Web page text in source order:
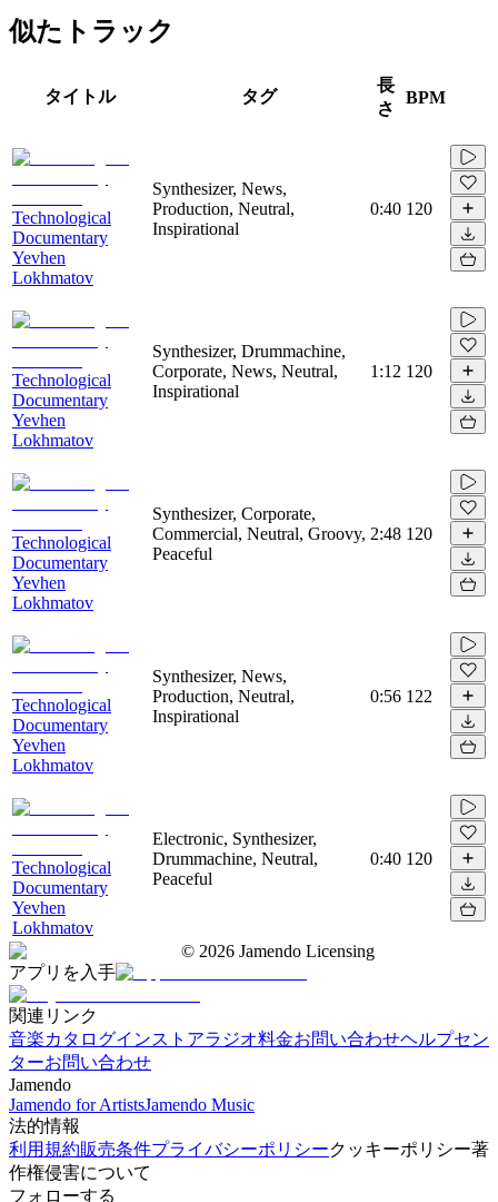
似たトラック
タイトル タグ
長
さ
BPM
Technological
Documentary
Yevhen
Lokhmatov
Synthesizer, News,
Production, Neutral,
Inspirational
0:40 120
Technological
Documentary
Yevhen
Lokhmatov
Synthesizer, Drummachine,
Corporate, News, Neutral,
Inspirational
1:12 120
Technological
Documentary
Yevhen
Lokhmatov
Synthesizer, Corporate,
Commercial, Neutral, Groovy,
Peaceful
2:48 120
Technological
Documentary
Yevhen
Lokhmatov
Synthesizer, News,
Production, Neutral,
Inspirational
0:56 122
Technological
Documentary
Yevhen
Lokhmatov
Electronic, Synthesizer,
Drummachine, Neutral,
Peaceful
0:40 120
© 2026 Jamendo Licensing
アプリを入手
関連リンク
音楽カタログインストアラジオ料金お問い合わせヘルプセン
ターお問い合わせ
Jamendo
Jamendo for ArtistsJamendo Music
法的情報
利用規約販売条件プライバシーポリシークッキーポリシー著
作権侵害について
フォローする